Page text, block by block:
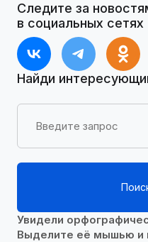
Следите за
в социальных сетях
Найди
Увидели
Выделите её мышью и